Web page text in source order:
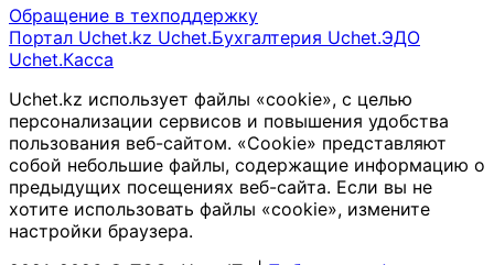
Обращение в техподдержку
Портал Uchet.kz Uchet.Бухгалтерия Uchet.ЭДО
Uchet.Касса
Uchet.kz использует файлы «cookie», с целью
персонализации сервисов и повышения удобства
пользования веб-сайтом. «Cookie» представляют
собой небольшие файлы, содержащие информацию о
предыдущих посещениях веб-сайта. Если вы не
хотите использовать файлы «cookie», измените
настройки браузера.